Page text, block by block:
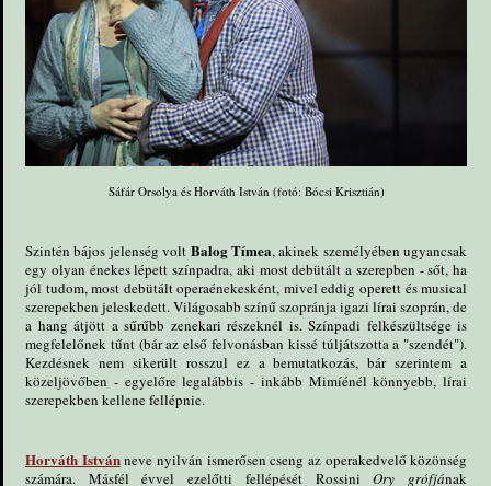
Sáfár Orsolya és Horváth István (fotó: Bócsi Krisztián)
Szintén bájos jelenség volt Balog Tímea, akinek személyében ugyancsak
egy olyan énekes lépett színpadra, aki most debütált a szerepben - sőt, ha
jól tudom, most debütált operaénekesként, mivel eddig operett és musical
szerepekben jeleskedett. Világosabb színű szopránja igazi lírai szoprán, de
a hang átjött a sűrűbb zenekari részeknél is. Színpadi felkészültsége is
megfelelőnek tűnt (bár az első felvonásban kissé túljátszotta a "szendét").
Kezdésnek nem sikerült rosszul ez a bemutatkozás, bár szerintem a
közeljövőben - egyelőre legalábbis - inkább Mimíénél könnyebb, lírai
szerepekben kellene fellépnie.
Horváth Istvánneve nyilván ismerősen cseng az operakedvelő közönség
számára. Másfél évvel ezelőtti fellépését RossiniOry grófjának